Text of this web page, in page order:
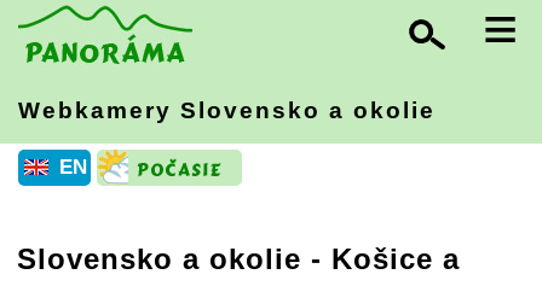
≡
Webkamery Slovensko a okolie
EN
Slovensko a okolie - Košice a